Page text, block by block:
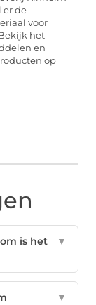
er de
voor
het
en
op
is het
▼
▼